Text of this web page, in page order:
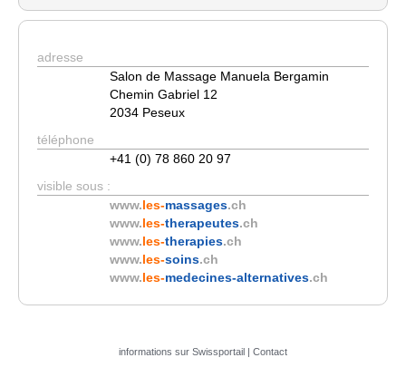
adresse
Salon de Massage Manuela Bergamin
Chemin Gabriel 12
2034 Peseux
téléphone
+41 (0) 78 860 20 97
visible sous :
www.les-massages.ch
www.les-therapeutes.ch
www.les-therapies.ch
www.les-soins.ch
www.les-medecines-alternatives.ch
informations sur Swissportail | Contact